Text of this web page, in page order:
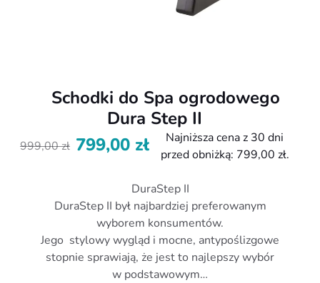
Schodki do Spa ogrodowego
Dura Step II
999,00zł
Pierwotna
wynosiła:
999,00 zł.
799,00 zł
Aktualna
wynosi:
799,00 zł.
Najniższa cena z 30 dni
przed obniżką: 799,00 zł.
DuraStep II
DuraStep II był najbardziej preferowanym
wyborem konsumentów.
Jego stylowy wygląd i mocne, antypoślizgowe
stopnie sprawiają, że jest to najlepszy wybór
w podstawowym…